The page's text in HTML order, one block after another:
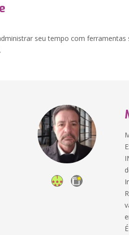
seu tempo com ferramentas